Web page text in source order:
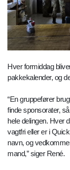
Hver formiddag
pakkekalender, og
“En gruppefører
finde sponsorater,
hele delingen. Hver
vagtfri eller er i
navn, og
mand,” siger René.